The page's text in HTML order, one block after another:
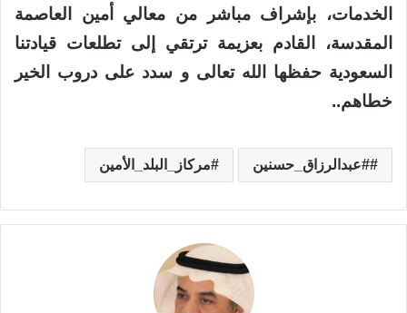
الخدمات، بإشراف مباشر من معالي أمين العاصمة
المقدسة، القادم بعزيمة ترتقي إلى تطلعات قيادتنا
السعودية حفظها الله تعالى و سدد على دروب الخير
خطاهم..
#عبدالرزاق_حسنين مركاز_البلد_الأمين